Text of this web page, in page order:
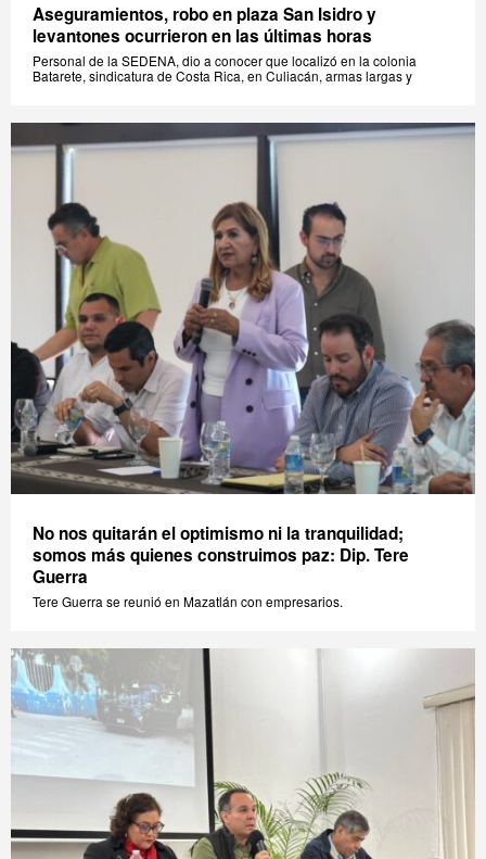
Aseguramientos, robo en plaza San Isidro y
levantones ocurrieron en las últimas horas
Personal de la SEDENA, dio a conocer que localizó en la colonia
Batarete, sindicatura de Costa Rica, en Culiacán, armas largas y
No nos quitarán el optimismo ni la tranquilidad;
somos más quienes construimos paz: Dip. Tere
Guerra
Tere Guerra se reunió en Mazatlán con empresarios.